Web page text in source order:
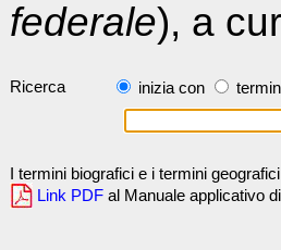
federale), a
Ricerca inizia con
I termini biografici e i termini
Link PDF al Manuale applicativo